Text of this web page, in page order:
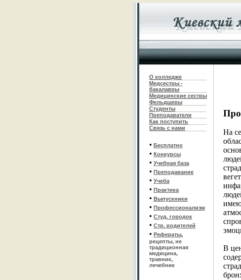
О колледже
Медсестры -
бакалавры
Медицинские сестры
Фельдшеры
Студенты
Преподаватели
Как поступить
Связь с нами
• Бесплатно
• Конкурсы
• Учебная база
• Преподавание
• Учеба
• Практика
• Выпускники
• Профессионализм
• Студ. городок
• Стр. родителей
• Рефераты,
рецепты, не
традиционная
медицина,
травник,
лечебник
На
В